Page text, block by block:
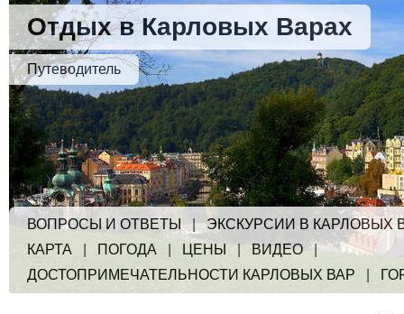
Отдых в Карловых Варах
Путеводитель
ВОПРОСЫ И ОТВЕТЫ|ЭКСКУРСИИ В КАРЛОВЫХ
КАРТА
ПОГОДА ЦЕНЫ | ВИДЕО|
ДОСТОПРИМЕЧАТЕЛЬНОСТИ КАРЛОВЫХ ВАР